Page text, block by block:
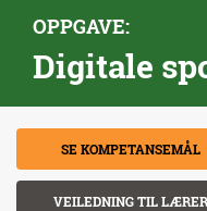
OPPGAVE:
Digitale
SE KOMPETANSEMÅL
VEILEDNING TIL LÆRER